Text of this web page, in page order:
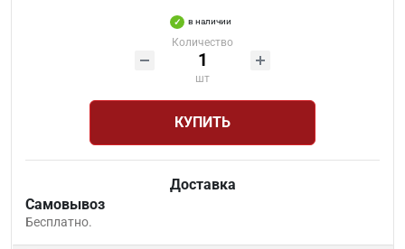
в наличии
Количество
шт
КУПИТЬ
Доставка
Самовывоз
Бесплатно.